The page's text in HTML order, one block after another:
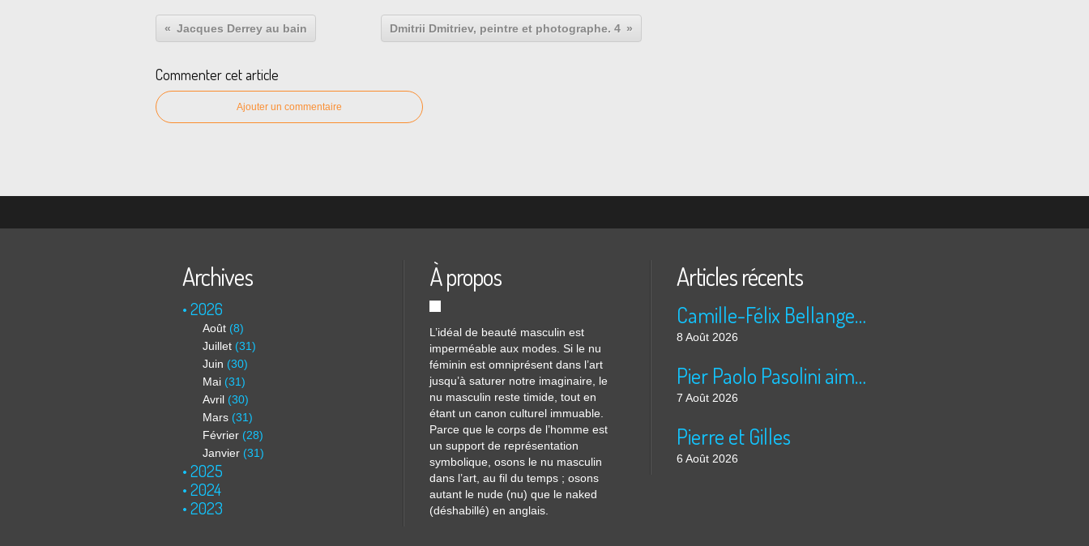
Jacques Derrey au bain Dmitrii Dmitriev, peintre et photographe. 4
Commenter cet article
Ajouter un commentaire
Archives
2026
Août (8)
Juillet (31)
Juin (30)
Mai (31)
Avril (30)
Mars (31)
Février (28)
Janvier (31)
2025
2024
2023
À propos
L’idéal de beauté masculin est
imperméable aux modes. Si le nu
féminin est omniprésent dans l’art
jusqu’à saturer notre imaginaire, le
nu masculin reste timide, tout en
étant un canon culturel immuable.
Parce que le corps de l’homme est
un support de représentation
symbolique, osons le nu masculin
dans l’art, au fil du temps ; osons
autant le nude (nu) que le naked
(déshabillé) en anglais.
Articles récents
Camille-Félix Bellanger a un faible pour Abel
8 Août 2026
Pier Paolo Pasolini aime les nuits arabes
7 Août 2026
Pierre et Gilles
6 Août 2026